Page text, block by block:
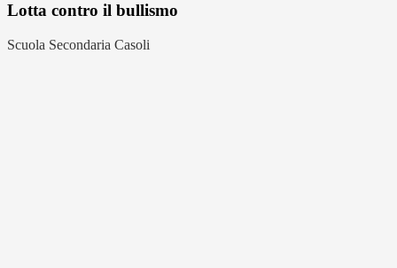
Lotta contro il bullismo
Scuola Secondaria Casoli